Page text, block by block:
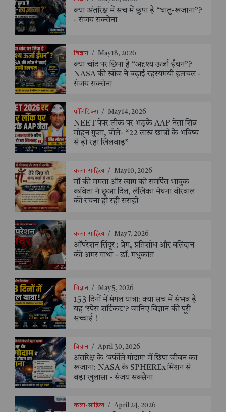
क्या अंतरिक्ष में सच में छुपा है “धातु-खजाना”?
- संजय सक्सेना
विज्ञान / May 18, 2026
क्या चांद पर छिपा है “अदृश्य ऊर्जा ईंधन”?
NASA की खोज ने बढ़ाई रहस्यमयी हलचल -
संजय सक्सेना
पॉलिटिक्स / May 14, 2026
NEET पेपर लीक पर भड़के AAP नेता शिव
मोहन गुप्ता, बोले- “22 लाख छात्रों के भविष्य
से हो रहा खिलवाड़”
कला-साहित्य / May 10, 2026
माँ की ममता और त्याग को समर्पित भावुक
कविता ने छुआ दिल, लेखिका मेघना वीरवाल
की रचना हो रही सराही
कला-साहित्य / May 7, 2026
ऑपरेशन सिंदूर : प्रेम, प्रतिशोध और बलिदान
की अमर गाथा - डॉ. मधुकांत
विज्ञान / May 5, 2026
153 दिनों में मंगल यात्रा: क्या सच में संभव है
यह ‘स्पेस शॉर्टकट’? जानिए विज्ञान की पूरी
सच्चाई !
विज्ञान / April 30, 2026
अंतरिक्ष के ‘बर्फीले गोदाम’ में छिपा जीवन का
खजाना: NASA के SPHEREx मिशन से
बड़ा खुलासा - संजय सक्सैना
कला-साहित्य / April 24, 2026